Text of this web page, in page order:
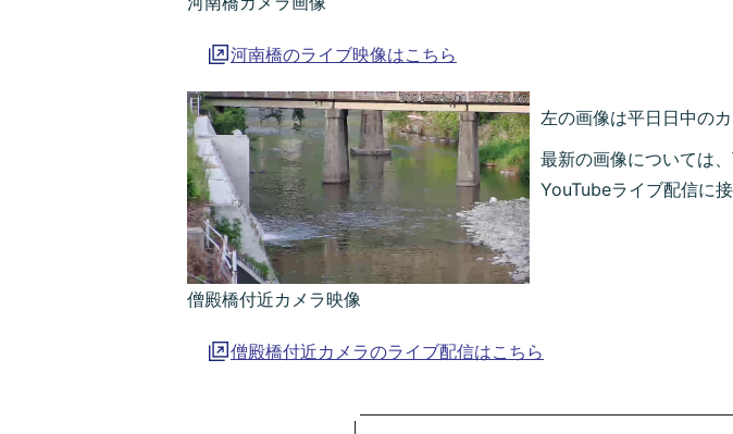
河南橋のライブ映像はこちら
僧殿橋付近カメラ映像
左の画像は平日日中のカ
最新の画像については
YouTubeライブ配信に接
僧殿橋付近カメラのライブ配信はこちら